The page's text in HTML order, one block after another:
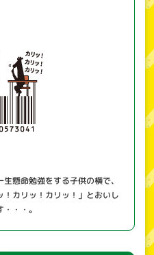
懸命勉強をする子供の横で、
カリッ！カリッ！」とおいし
・・。